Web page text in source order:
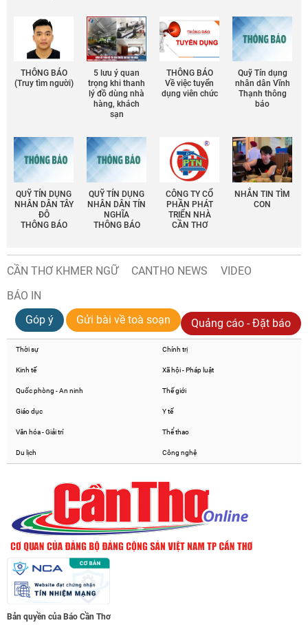
THÔNG BÁO
(Truy tìm người)
5 lưu ý quan
trọng khi thanh
lý đồ dùng nhà
hàng, khách
sạn
THÔNG BÁO
Về việc tuyển
dụng viên chức
Quỹ Tín dụng
nhân dân Vĩnh
Thạnh thông
báo
QUỸ TÍN DỤNG
NHÂN DÂN TÂY
ĐÔ
THÔNG BÁO
QUỸ TÍN DỤNG
NHÂN DÂN TÍN
NGHĨA
THÔNG BÁO
CÔNG TY CỔ
PHẦN PHÁT
TRIỂN NHÀ
CẦN THƠ
NHẮN TIN TÌM
CON
CẦN THƠ KHMER NGỮ CANTHO NEWS
VIDEO
BÁO IN
Góp ý
Gửi bài về toà soạn Quảng cáo - Đặt báo
Thời sự Chính trị
Kinh tế Xã hội - Pháp luật
Quốc phòng - An ninh Thế giới
Giáo dục Y tế
Văn hóa - Giải trí Thể thao
Du lịch Công nghệ
Bản quyền của Báo Cần Thơ